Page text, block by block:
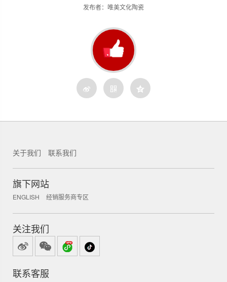
发布者：唯美文化陶瓷
关于我们 联系我们
旗下网站
ENGLISH 经销服务商专区
关注我们
联系客服